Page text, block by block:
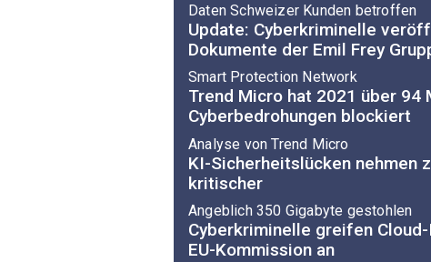
Daten Schweizer Kunden betroffen
Update: Cyberkriminelle
Dokumente der Emil Frey
Smart Protection Network
Trend Micro hat 2021 über 94
Cyberbedrohungen blockiert
Analyse von Trend Micro
KI-Sicherheitslücken nehmen
kritischer
Angeblich 350 Gigabyte gestohlen
Cyberkriminelle greifen
EU-Kommission an